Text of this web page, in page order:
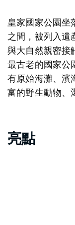
皇家國家公園坐
之間，被列入遺
與大自然親密接
最古老的國家公
有原始海灘、濱
富的野生動物、
亮點